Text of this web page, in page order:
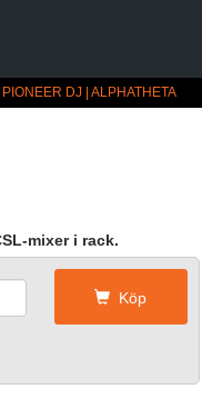
PIONEER DJ | ALPHATHETA
mixer i rack.
Köp